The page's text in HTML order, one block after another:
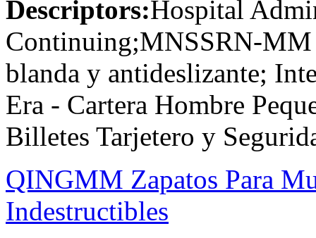
Descriptors:Hospital
Continuing;MNSSRN-MM
blanda y antideslizante;
Era - Cartera Hombre
Billetes Tarjetero y
QINGMM Zapatos Para
Indestructibles